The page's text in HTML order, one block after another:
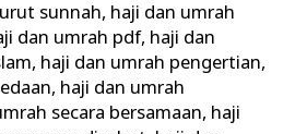
sunnah, haji dan umrah
dan umrah pdf, haji dan
, haji dan umrah pengertian,
, haji dan umrah
secara bersamaan, haji